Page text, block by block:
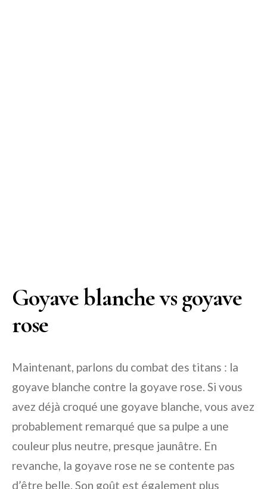
Goyave blanche vs goyave
rose
Maintenant, parlons du combat des titans : la
goyave blanche contre la goyave rose. Si vous
avez déjà croqué une goyave blanche, vous avez
probablement remarqué que sa pulpe a une
couleur plus neutre, presque jaunâtre. En
revanche, la goyave rose ne se contente pas
d’être belle. Son goût est également plus